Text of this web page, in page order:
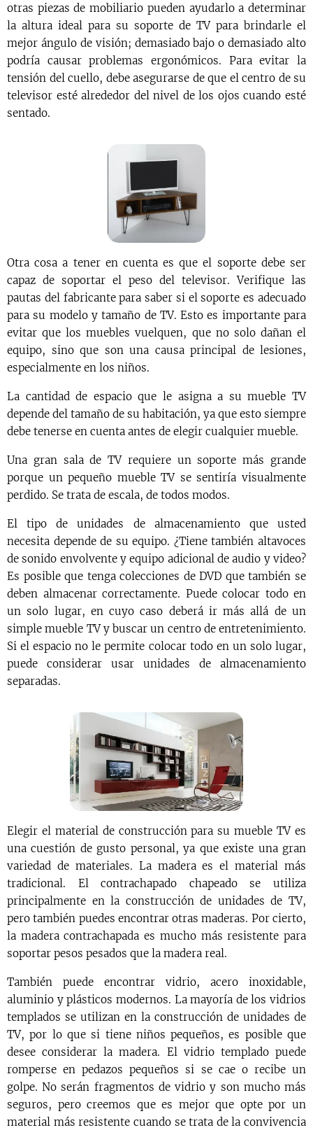
otras piezas de mobiliario pueden ayudarlo a determinar
la altura ideal para su soporte de TV para brindarle el
mejor ángulo de visión; demasiado bajo o demasiado alto
podría causar problemas ergonómicos. Para evitar la
tensión del cuello, debe asegurarse de que el centro de su
televisor esté alrededor del nivel de los ojos cuando esté
sentado.
Otra cosa a tener en cuenta es que el soporte debe ser
capaz de soportar el peso del televisor. Verifique las
pautas del fabricante para saber si el soporte es adecuado
para su modelo y tamaño de TV. Esto es importante para
evitar que los muebles vuelquen, que no solo dañan el
equipo, sino que son una causa principal de lesiones,
especialmente en los niños.
La cantidad de espacio que le asigna a su mueble TV
depende del tamaño de su habitación, ya que esto siempre
debe tenerse en cuenta antes de elegir cualquier mueble.
Una gran sala de TV requiere un soporte más grande
porque un pequeño mueble TV se sentiría visualmente
perdido. Se trata de escala, de todos modos.
El tipo de unidades de almacenamiento que usted
necesita depende de su equipo. ¿Tiene también altavoces
de sonido envolvente y equipo adicional de audio y video?
Es posible que tenga colecciones de DVD que también se
deben almacenar correctamente. Puede colocar todo en
un solo lugar, en cuyo caso deberá ir más allá de un
simple mueble TV y buscar un centro de entretenimiento.
Si el espacio no le permite colocar todo en un solo lugar,
puede considerar usar unidades de almacenamiento
separadas.
Elegir el material de construcción para su mueble TV es
una cuestión de gusto personal, ya que existe una gran
variedad de materiales. La madera es el material más
tradicional. El contrachapado chapeado se utiliza
principalmente en la construcción de unidades de TV,
pero también puedes encontrar otras maderas. Por cierto,
la madera contrachapada es mucho más resistente para
soportar pesos pesados ​​que la madera real.
También puede encontrar vidrio, acero inoxidable,
aluminio y plásticos modernos. La mayoría de los vidrios
templados se utilizan en la construcción de unidades de
TV, por lo que si tiene niños pequeños, es posible que
desee considerar la madera. El vidrio templado puede
romperse en pedazos pequeños si se cae o recibe un
golpe. No serán fragmentos de vidrio y son mucho más
seguros, pero creemos que es mejor que opte por un
material más resistente cuando se trata de la convivencia